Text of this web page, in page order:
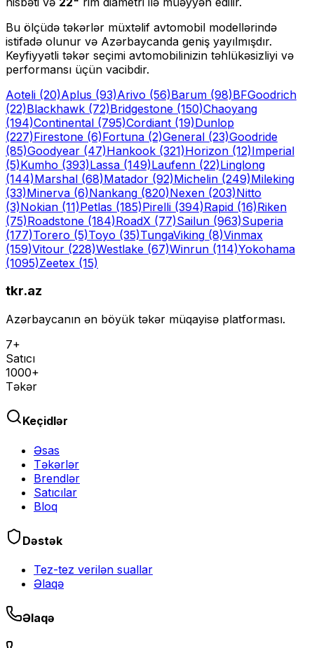
Bu ölçüdə təkərlər müxtəlif avtomobil modellərində
istifadə olunur və Azərbaycanda geniş yayılmışdır.
Keyfiyyətli təkər seçimi avtomobilinizin təhlükəsizliyi və
performansı üçün vacibdir.
Aoteli (20)Aplus (93)Arivo (56)Barum (98)BFGoodrich
(22)Blackhawk (72)Bridgestone (150)Chaoyang
(194)Continental (795)Cordiant (19)Dunlop
(227)Firestone (6)Fortuna (2)General (23)Goodride
(85)Goodyear (47)Hankook (321)Horizon (12)Imperial
(5)Kumho (393)Lassa (149)Laufenn (22)Linglong
(144)Marshal (68)Matador (92)Michelin (249)Mileking
(33)Minerva (6)Nankang (820)Nexen (203)Nitto
(3)Nokian (11)Petlas (185)Pirelli (394)Rapid (16)Riken
(75)Roadstone (184)RoadX (77)Sailun (963)Superia
(177)Torero (5)Toyo (35)TungaViking (8)Vinmax
(159)Vitour (228)Westlake (67)Winrun (114)Yokohama
(1095)Zeetex (15)
tkr.az
Azərbaycanın ən böyük təkər müqayisə platforması.
7+
Satıcı
1000+
Təkər
Keçidlər
Əsas
Təkərlər
Brendlər
Satıcılar
Bloq
Dəstək
Tez-tez verilən suallar
Əlaqə
Əlaqə